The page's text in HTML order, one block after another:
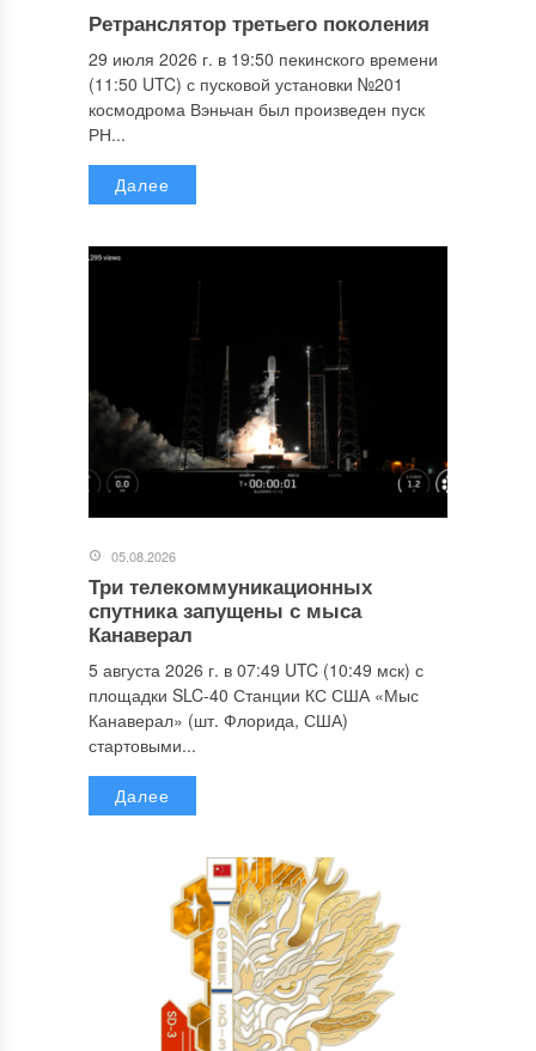
Ретранслятор третьего поколения
29 июля 2026 г. в 19:50 пекинского времени
(11:50 UTC) с пусковой установки №201
космодрома Вэньчан был произведен пуск
РН...
Далее
05.08.2026
Три телекоммуникационных
спутника запущены с мыса
Канаверал
5 августа 2026 г. в 07:49 UTC (10:49 мск) с
площадки SLC-40 Станции КС США «Мыс
Канаверал» (шт. Флорида, США)
стартовыми...
Далее